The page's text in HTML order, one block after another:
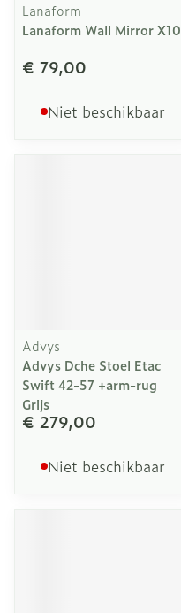
Lanaform
Lanaform Wall Mirror X10
€ 79,00
Niet beschikbaar
Advys
Advys Dche Stoel Etac
Swift 42-57 +arm-rug
Grijs
€ 279,00
Niet beschikbaar